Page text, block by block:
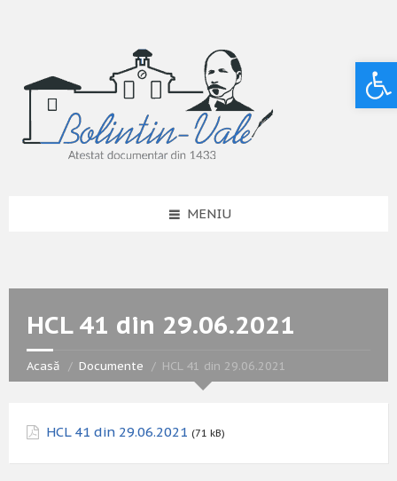
MENIU
HCL 41 din 29.06.2021
Acasă Documente HCL 41 din 29.06.2021
HCL 41 din 29.06.2021 (71 kB)
Deschide bara de unelte